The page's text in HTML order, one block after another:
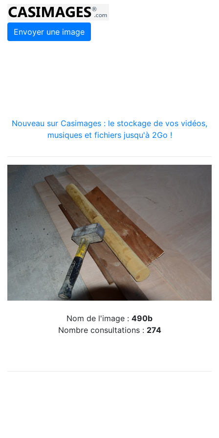
Envoyer une image
Nouveau sur Casimages : le stockage de vos vidéos,
musiques et fichiers jusqu'à 2Go !
Nom de l'image : 490b
Nombre consultations : 274